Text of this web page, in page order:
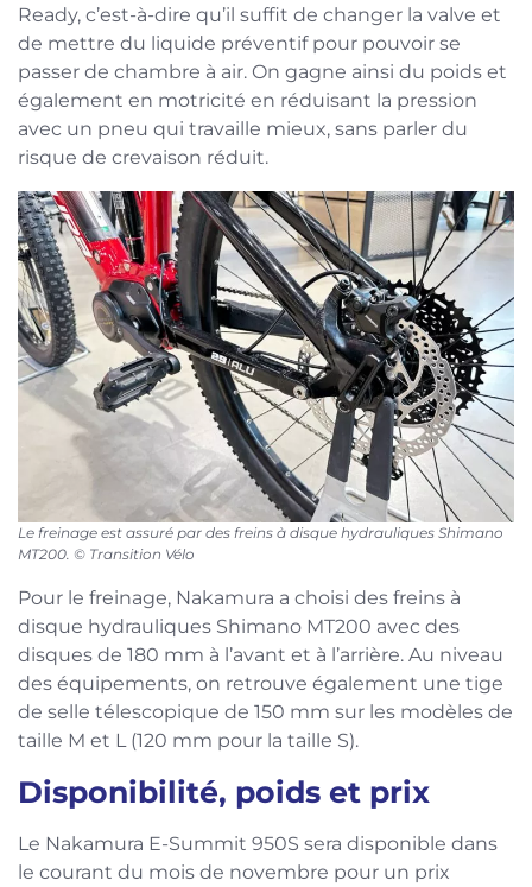
Ready, c’est-à-dire qu’il suffit de changer la valve et
de mettre du liquide préventif pour pouvoir se
passer de chambre à air. On gagne ainsi du poids et
également en motricité en réduisant la pression
avec un pneu qui travaille mieux, sans parler du
risque de crevaison réduit.
Le freinage est assuré par des freins à disque hydrauliques Shimano
MT200. © Transition Vélo
Pour le freinage, Nakamura a choisi des freins à
disque hydrauliques Shimano MT200 avec des
disques de 180 mm à l’avant et à l’arrière. Au niveau
des équipements, on retrouve également une tige
de selle télescopique de 150 mm sur les modèles de
taille M et L (120 mm pour la taille S).
Disponibilité, poids et prix
Le Nakamura E-Summit 950S sera disponible dans
le courant du mois de novembre pour un prix